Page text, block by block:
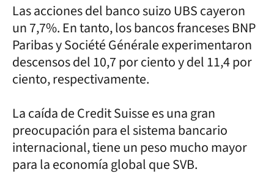
Las acciones del banco suizo UBS cayeron
un 7,7%. En tanto, los bancos franceses BNP
Paribas y Société Générale experimentaron
descensos del 10,7 por ciento y del 11,4 por
ciento, respectivamente.
La caída de Credit Suisse es una gran
preocupación para el sistema bancario
internacional, tiene un peso mucho mayor
para la economía global que SVB.